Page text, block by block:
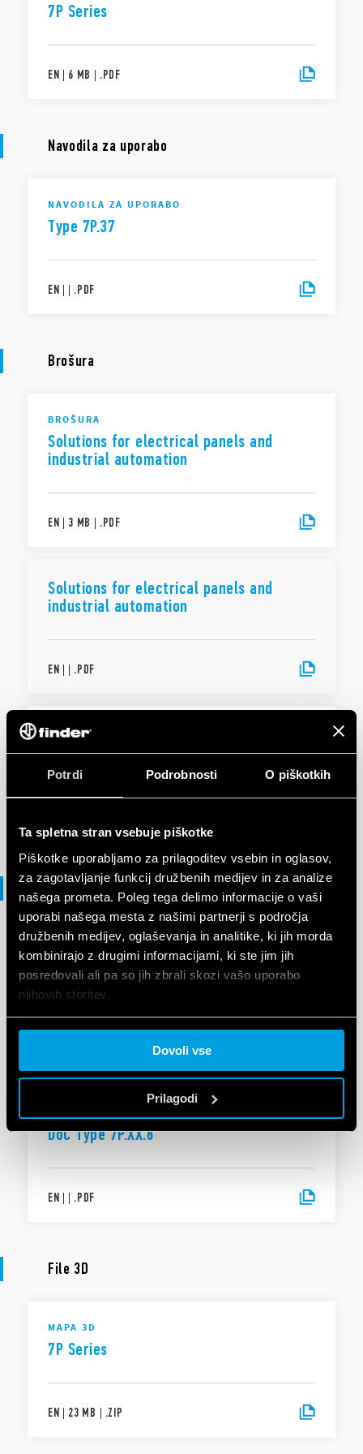
Potrdi Podrobnosti O piškotkih
Ta spletna stran vsebuje piškotke
Piškotke uporabljamo za prilagoditev vsebin in oglasov,
za zagotavljanje funkcij družbenih medijev in za analize
našega prometa. Poleg tega delimo informacije o vaši
uporabi našega mesta z našimi partnerji s področja
družbenih medijev, oglaševanja in analitike, ki jih morda
kombinirajo z drugimi informacijami, ki ste jim jih
posredovali ali pa so jih zbrali skozi vašo uporabo
njihovih storitev.
Cookie policy.
Dovoli vse
Prilagodi
7P Series
EN | 6 MB | .PDF
Navodila za uporabo
NAVODILA ZA UPORABO
Type 7P.37
EN | | .PDF
Brošura
BROŠURA
Solutions for electrical panels and
industrial automation
EN | 3 MB | .PDF
Solutions for electrical panels and
industrial automation
EN | | .PDF
BROŠURA
Brochure Industrial applications
Izjava o skladnosti
IZJAVA O SKLADNOSTI UKCA
UKCA 7P.XX.8 Series - Surge Protection
Devices
DoC Type 7P.XX.8
EN | | .PDF
File 3D
MAPA 3D
7P Series
EN | 23 MB | .ZIP